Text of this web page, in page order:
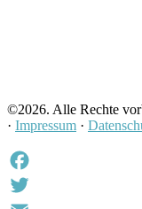
©2026. Alle Rechte
· Impressum ·
Facebook